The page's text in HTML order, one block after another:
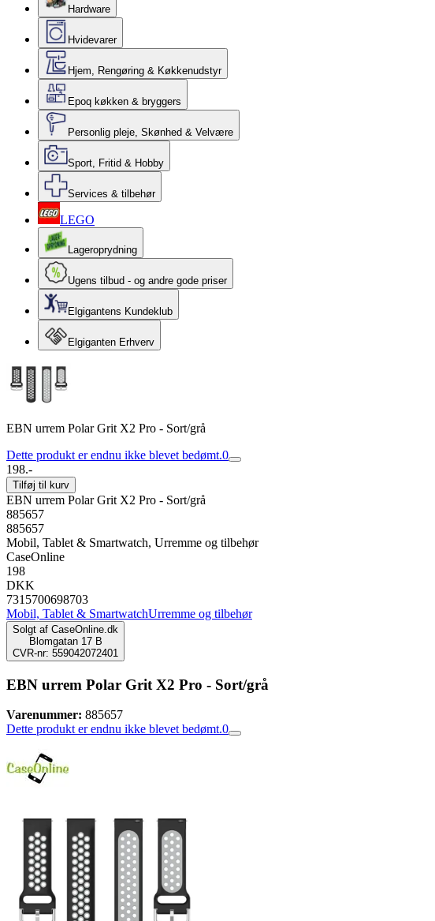
Hardware
Hvidevarer
Hjem, Rengøring & Køkkenudstyr
Epoq køkken & bryggers
Personlig pleje, Skønhed & Velvære
Sport, Fritid & Hobby
Services & tilbehør
LEGO
Lageroprydning
Ugens tilbud - og andre gode priser
Elgigantens Kundeklub
Elgiganten Erhverv
EBN urrem Polar Grit X2 Pro - Sort/grå
Dette produkt er endnu ikke blevet bedømt.0
198.-
Tilføj til kurv
EBN urrem Polar Grit X2 Pro - Sort/grå
885657
885657
Mobil, Tablet & Smartwatch, Urremme og tilbehør
CaseOnline
198
DKK
7315700698703
Mobil, Tablet & SmartwatchUrremme og tilbehør
Solgt af CaseOnline.dk
Blomgatan 17 B
CVR-nr: 559042072401
EBN urrem Polar Grit X2 Pro - Sort/grå
Varenummer: 885657
Dette produkt er endnu ikke blevet bedømt.0